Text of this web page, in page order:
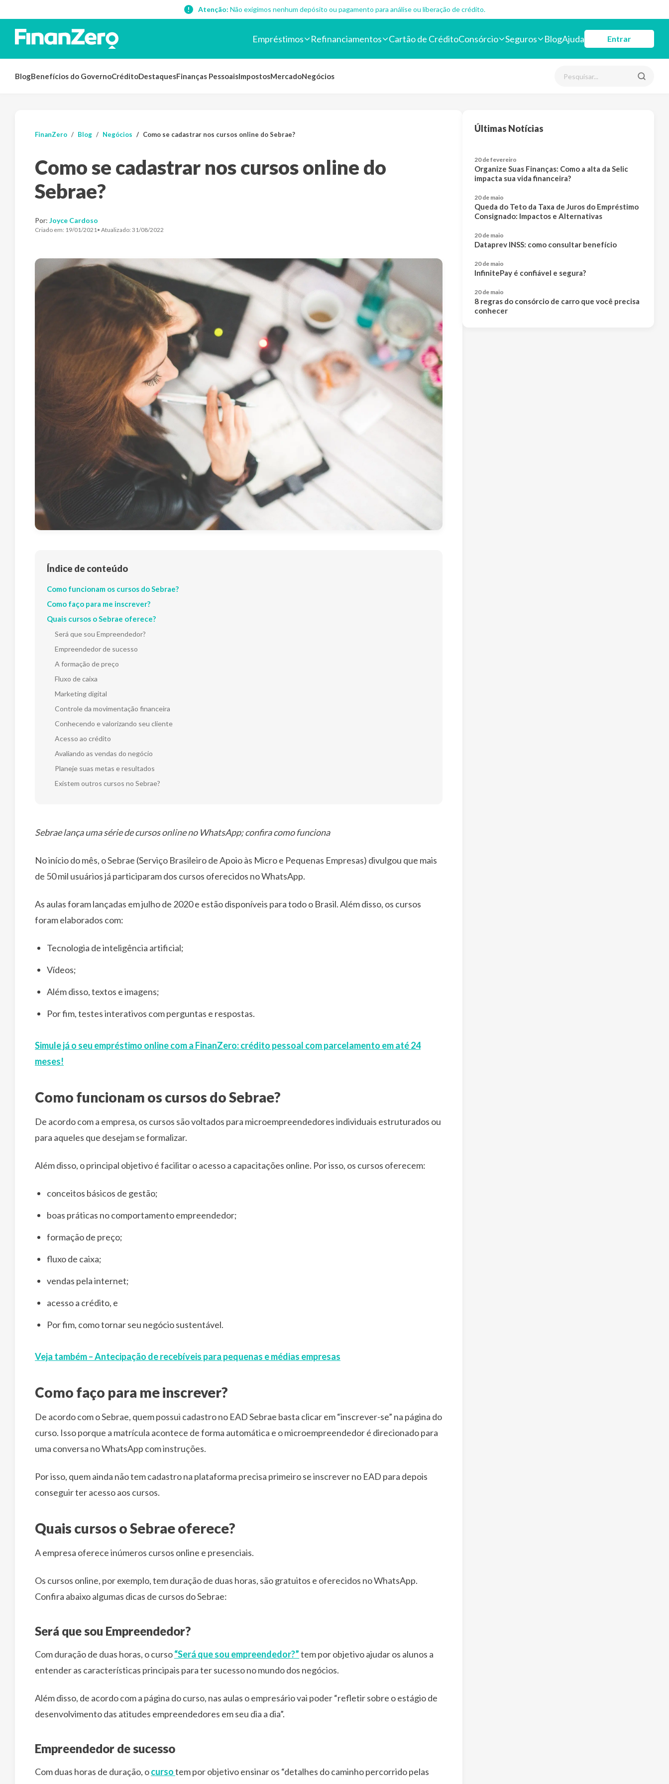
Atenção: Não exigimos nenhum depósito ou pagamento para análise ou liberação de crédito.
Empréstimos Refinanciamentos Cartão de CréditoConsórcio Seguros BlogAjuda Entrar
BlogBenefícios do GovernoCréditoDestaquesFinanças PessoaisImpostosMercadoNegócios
FinanZero Blog Negócios Como se cadastrar nos cursos online do Sebrae?
Como se cadastrar nos cursos online do
Sebrae?
Por: Joyce Cardoso
Criado em: 19/01/2021• Atualizado: 31/08/2022
Índice de conteúdo
Como funcionam os cursos do Sebrae?
Como faço para me inscrever?
Quais cursos o Sebrae oferece?
Será que sou Empreendedor?
Empreendedor de sucesso
A formação de preço
Fluxo de caixa
Marketing digital
Controle da movimentação financeira
Conhecendo e valorizando seu cliente
Acesso ao crédito
Avaliando as vendas do negócio
Planeje suas metas e resultados
Existem outros cursos no Sebrae?
Sebrae lança uma série de cursos online no WhatsApp; confira como funciona
No início do mês, o Sebrae (Serviço Brasileiro de Apoio às Micro e Pequenas Empresas) divulgou que mais
de 50 mil usuários já participaram dos cursos oferecidos no WhatsApp.
As aulas foram lançadas em julho de 2020 e estão disponíveis para todo o Brasil. Além disso, os cursos
foram elaborados com:
Tecnologia de inteligência artificial;
Vídeos;
Além disso, textos e imagens;
Por fim, testes interativos com perguntas e respostas.
Simule já o seu empréstimo online com a FinanZero: crédito pessoal com parcelamento em até 24
meses!
Como funcionam os cursos do Sebrae?
De acordo com a empresa, os cursos são voltados para microempreendedores individuais estruturados ou
para aqueles que desejam se formalizar.
Além disso, o principal objetivo é facilitar o acesso a capacitações online. Por isso, os cursos oferecem:
conceitos básicos de gestão;
boas práticas no comportamento empreendedor;
formação de preço;
fluxo de caixa;
vendas pela internet;
acesso a crédito, e
Por fim, como tornar seu negócio sustentável.
Veja também – Antecipação de recebíveis para pequenas e médias empresas
Como faço para me inscrever?
De acordo com o Sebrae, quem possui cadastro no EAD Sebrae basta clicar em “inscrever-se” na página do
curso. Isso porque a matrícula acontece de forma automática e o microempreendedor é direcionado para
uma conversa no WhatsApp com instruções.
Por isso, quem ainda não tem cadastro na plataforma precisa primeiro se inscrever no EAD para depois
conseguir ter acesso aos cursos.
Quais cursos o Sebrae oferece?
A empresa oferece inúmeros cursos online e presenciais.
Os cursos online, por exemplo, tem duração de duas horas, são gratuitos e oferecidos no WhatsApp.
Confira abaixo algumas dicas de cursos do Sebrae:
Será que sou Empreendedor?
Com duração de duas horas, o curso“Será que sou empreendedor?”tem por objetivo ajudar os alunos a
entender as características principais para ter sucesso no mundo dos negócios.
Além disso, de acordo com a página do curso, nas aulas o empresário vai poder “refletir sobre o estágio de
desenvolvimento das atitudes empreendedores em seu dia a dia”.
Empreendedor de sucesso
Com duas horas de duração, ocursotem por objetivo ensinar os “detalhes do caminho percorrido pelas
Últimas Notícias
20 de fevereiro
Organize Suas Finanças: Como a alta da Selic
impacta sua vida financeira?
20 de maio
Queda do Teto da Taxa de Juros do Empréstimo
Consignado: Impactos e Alternativas
20 de maio
Dataprev INSS: como consultar benefício
20 de maio
InfinitePay é confiável e segura?
20 de maio
8 regras do consórcio de carro que você precisa
conhecer